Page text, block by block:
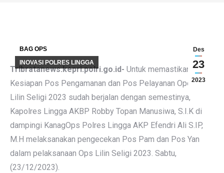
Des
23
2023
BAG OPS
INOVASI POLRES LINGGA
Tribratanews.kepri.polri.go.id- Untuk memastikan
Kesiapan Pos Pengamanan dan Pos Pelayanan Operasi
Lilin Seligi 2023 sudah berjalan dengan semestinya,
Kapolres Lingga AKBP Robby Topan Manusiwa, S.I.K di
dampingi KanagOps Polres Lingga AKP Efendri Ali S.IP,
M.H melaksanakan pengecekan Pos Pam dan Pos Yan
dalam pelaksanaan Ops Lilin Seligi 2023. Sabtu,
(23/12/2023).